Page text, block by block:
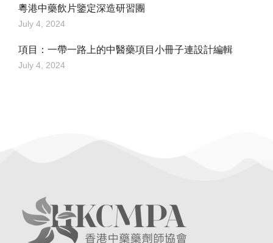
粵港中藥飲片鑒定深造研習團
July 4, 2024
項目：一帶一路上的中醫藥項目小冊子連設計編輯
July 4, 2024